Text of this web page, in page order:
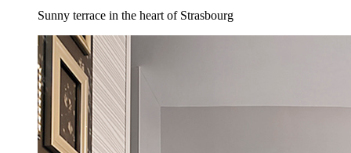
Sunny terrace in the heart of Strasbourg